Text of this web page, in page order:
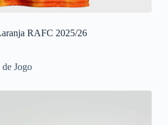
RAFC 2025/26
Jogo